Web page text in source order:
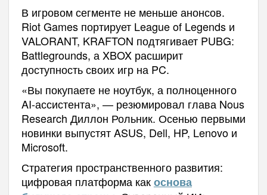
В игровом сегменте не меньше анонсов.
Riot Games портирует League of Legends и
VALORANT, KRAFTON подтягивает PUBG:
Battlegrounds, а XBOX расширит
доступность своих игр на PC.
«Вы покупаете не ноутбук, а полноценного
AI-ассистента», — резюмировал глава Nous
Research Диллон Рольник. Осенью первыми
новинки выпустят ASUS, Dell, HP, Lenovo и
Microsoft.
Стратегия пространственного развития:
цифровая платформа какоснова